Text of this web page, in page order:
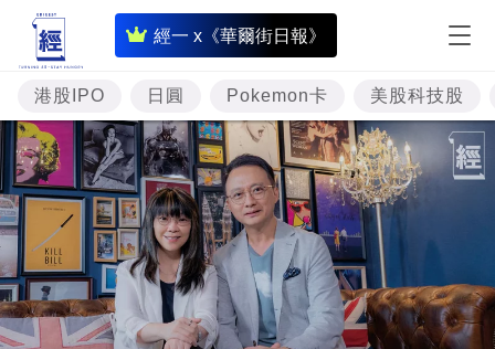
經一 x《華爾街日報》
即
時
財
經
專
題
投
資
樓
市
港股IPO 日圓 Pokemon卡 美股科技股